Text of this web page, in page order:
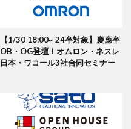
【1/30 18:00~ 24卒対象】慶應卒
OB・OG登壇！オムロン・ネスレ
日本・ワコール3社合同セミナー